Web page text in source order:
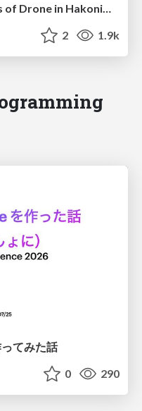
Math, Physics, and Dynamics of Drone in Hakoniwa
2 1.9k
てみた話
0 290